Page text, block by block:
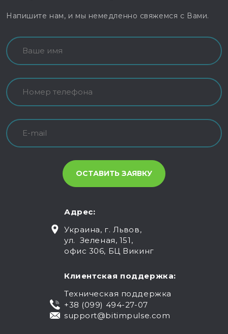
Напишите нам, и мы немедленно свяжемся с Вами.
Адрес:
Украина, г. Львов,
ул. Зеленая, 151,
офис 306, БЦ Викинг
Клиентская поддержка:
Техническая поддержка
+38 (099) 494-27-07
support@bitimpulse.com